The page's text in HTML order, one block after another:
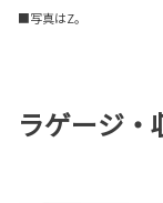
■写真はZ。
ラゲージ・